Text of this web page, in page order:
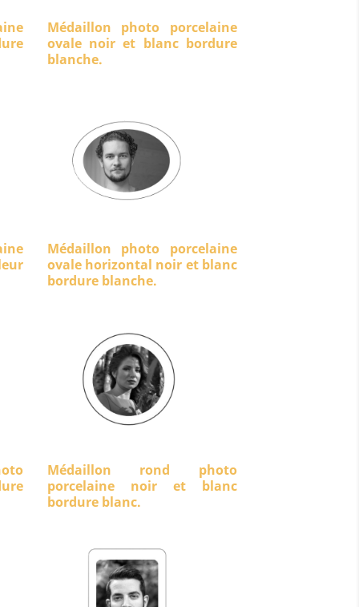
Médaillon photo porcelaine
ovale noir et blanc bordure
blanche.
Médaillon photo porcelaine
ovale horizontal noir et blanc
bordure blanche.
Médaillon rond photo
porcelaine noir et blanc
bordure blanc.